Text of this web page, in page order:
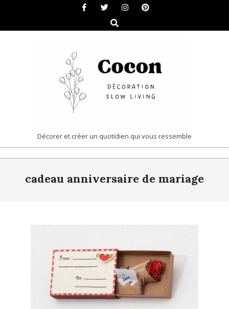
content
Search
COCON
|
DÉCORATION
Décorer et créer un quotidien qui vous ressemble
Navigationcadeau anniversaire de mariage